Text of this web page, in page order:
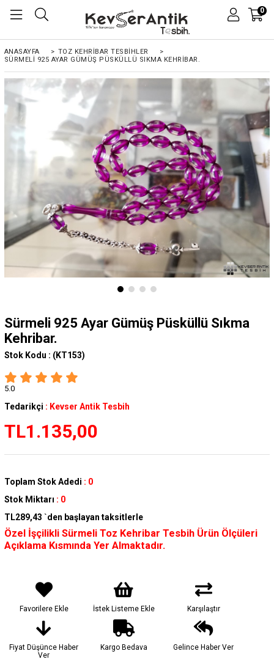
0
ANASAYFA > TOZ KEHRIBAR TESBIHLER
>
SÜRMELI 925 AYAR GÜMÜŞ PÜSKÜLLÜ SIKMA KEHRIBAR.
Sürmeli 925 Ayar Gümüş Püsküllü Sıkma
Kehribar.
Stok Kodu : (KT153)
5.0
Tedarikçi : Kevser Antik Tesbih
TL1.135,00
Toplam Stok Adedi : 0
Stok Miktarı : 0
TL289,43 `den başlayan taksitlerle
Özel İşçilikli Sürmeli Toz Kehribar Tesbih Ürün Ölçüleri
Açıklama Kısmında Yer Almaktadır.
Favorilere Ekle İstek Listeme Ekle Karşılaştır
Fiyat Düşünce Haber
Ver
Kargo Bedava Gelince Haber Ver